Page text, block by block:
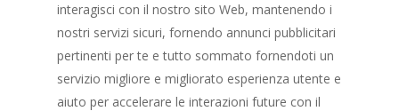
interagisci con il nostro sito Web, mantenendo i
nostri servizi sicuri, fornendo annunci pubblicitari
pertinenti per te e tutto sommato fornendoti un
servizio migliore e migliorato esperienza utente e
aiuto per accelerare le interazioni future con il